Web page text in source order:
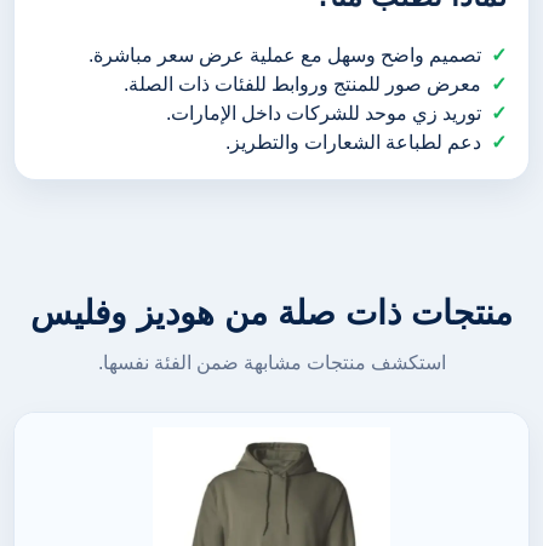
تصميم واضح وسهل مع عملية عرض سعر مباشرة.
معرض صور للمنتج وروابط للفئات ذات الصلة.
توريد زي موحد للشركات داخل الإمارات.
دعم لطباعة الشعارات والتطريز.
منتجات ذات صلة من هوديز وفليس
استكشف منتجات مشابهة ضمن الفئة نفسها.